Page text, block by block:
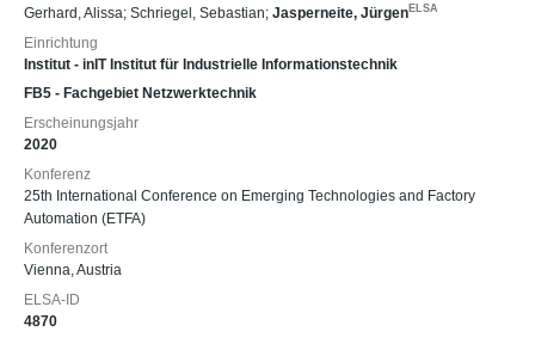
Gerhard, Alissa; Schriegel, Sebastian; Jasperneite, Jürgen ELSA
Einrichtung
Institut - inIT Institut für Industrielle Informationstechnik
FB5 - Fachgebiet Netzwerktechnik
Erscheinungsjahr
2020
Konferenz
25th International Conference on Emerging Technologies and Factory
Automation (ETFA)
Konferenzort
Vienna, Austria
ELSA-ID
4870